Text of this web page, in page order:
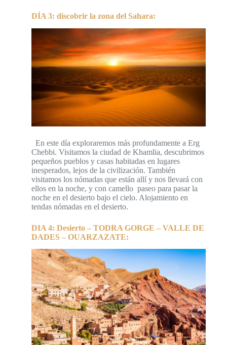
DÍA 3: discobrir la zona del Sahara:
En este día exploraremos más profundamente a Erg
Chebbi. Visitamos la ciudad de Khamlia, descubrimos
pequeños pueblos y casas habitadas en lugares
inesperados, lejos de la civilización. También
visitamos los nómadas que están allí y nos llevará con
ellos en la noche, y con camello paseo para pasar la
noche en el desierto bajo el cielo. Alojamiento en
tendas nómadas en el desierto.
DIA 4: Desierto – TODRA GORGE – VALLE DE
DADES – OUARZAZATE: